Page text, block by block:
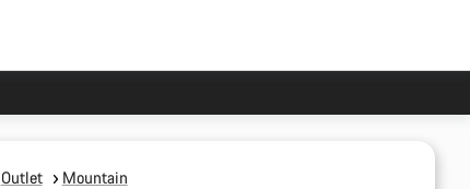
Outlet Mountain